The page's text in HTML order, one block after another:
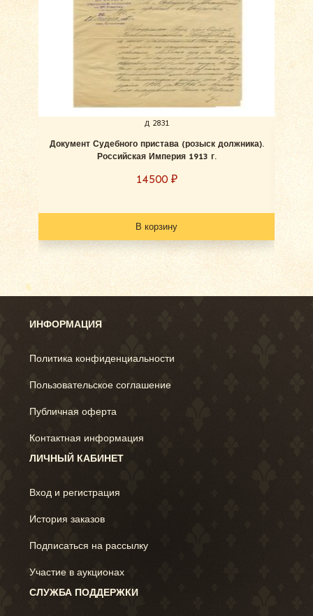
д 2831
Документ Судебного пристава (розыск должника).
Российская Империя 1913 г.
14500 ₽
В корзину
ИНФОРМАЦИЯ
Политика конфиденциальности
Пользовательское соглашение
Публичная оферта
Контактная информация
ЛИЧНЫЙ КАБИНЕТ
Вход и регистрация
История заказов
Подписаться на рассылку
Участие в аукционах
СЛУЖБА ПОДДЕРЖКИ